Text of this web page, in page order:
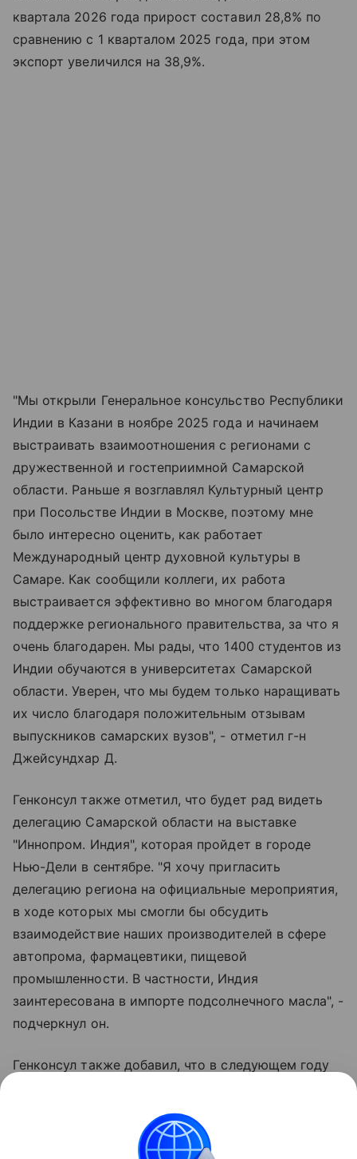
квартала 2026 года прирост составил 28,8% по
сравнению с 1 кварталом 2025 года, при этом
экспорт увеличился на 38,9%.
"Мы открыли Генеральное консульство Республики
Индии в Казани в ноябре 2025 года и начинаем
выстраивать взаимоотношения с регионами с
дружественной и гостеприимной Самарской
области. Раньше я возглавлял Культурный центр
при Посольстве Индии в Москве, поэтому мне
было интересно оценить, как работает
Международный центр духовной культуры в
Самаре. Как сообщили коллеги, их работа
выстраивается эффективно во многом благодаря
поддержке регионального правительства, за что я
очень благодарен. Мы рады, что 1400 студентов из
Индии обучаются в университетах Самарской
области. Уверен, что мы будем только наращивать
их число благодаря положительным отзывам
выпускников самарских вузов", - отметил г-н
Джейсундхар Д.
Генконсул также отметил, что будет рад видеть
делегацию Самарской области на выставке
"Иннопром. Индия", которая пройдет в городе
Нью-Дели в сентябре. "Я хочу пригласить
делегацию региона на официальные мероприятия,
в ходе которых мы смогли бы обсудить
взаимодействие наших производителей в сфере
автопрома, фармацевтики, пищевой
промышленности. В частности, Индия
заинтересована в импорте подсолнечного масла", -
подчеркнул он.
Генконсул также добавил, что в следующем году
возобновления дипломатических отношений.
Торжественные мероприятия, посвященные этой
значимой дате, станут еще одной площадкой для